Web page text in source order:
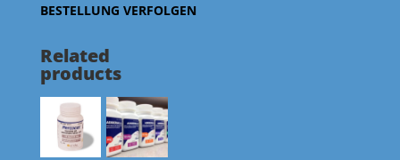
BESTELLUNG VERFOLGEN
Related
products